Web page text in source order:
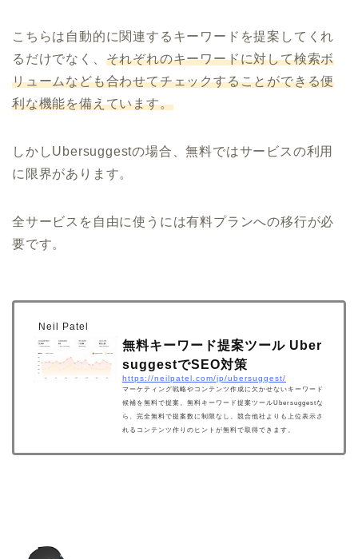
こちらは自動的に関連するキーワードを提案してくれ
るだけでなく、 それぞれのキーワードに対して検索ボ
リュームなども合わせてチェックすることができる便
利な機能を備えています。
しかしUbersuggestの場合、無料ではサービスの利用
に限界があります。
全サービスを自由に使うには有料プランへの移行が必
要です。
Neil Patel
無料キーワード提案ツール Uber
suggestでSEO対策
https://neilpatel.com/jp/ubersuggest/
マーケティング戦略やコンテンツ作成に欠かせないキーワード
候補を無料で提案。無料キーワード提案ツールUbersuggestな
ら、完全無料で提案数に制限なし。競合他社よりも上位表示さ
れるコンテンツ作りのヒントが無料で取得できます。